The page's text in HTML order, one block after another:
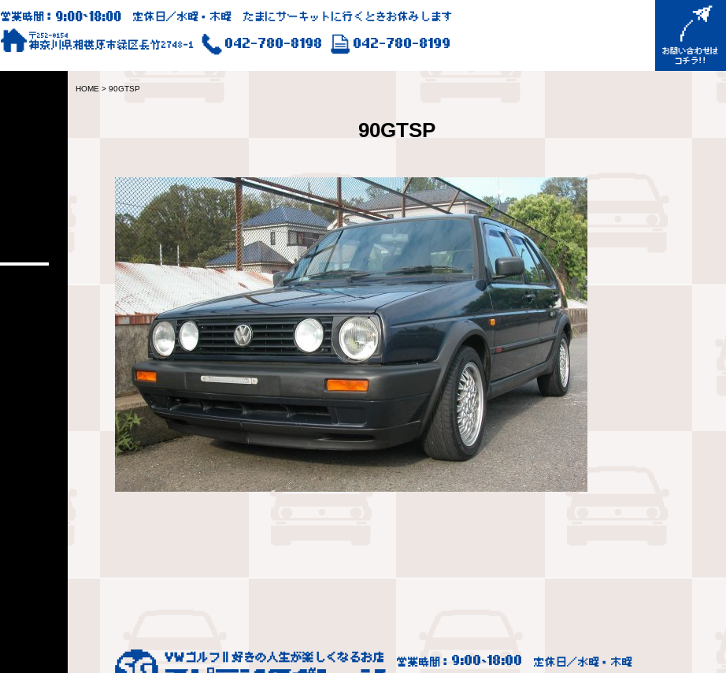
営業時間：9:00~18:00 定休日／水曜・木曜 たまにサーキットに行くときお休みします
〒252-0154
神奈川県相模原市緑区長竹2748-1 042-780-8198 042-780-8199
HOME > 90GTSP
90GTSP
営業時間： 9:00~18:00
定休日／水曜・木曜